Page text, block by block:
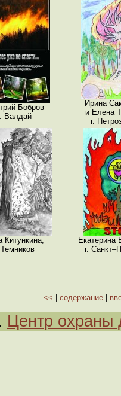
Бобров
Валдай
Ирина
и Елена
г.
Китункина,
Темников
Екатерина
г.
<< содержание
Центр охраны